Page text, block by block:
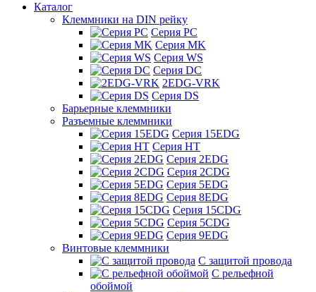
Каталог
Клеммники на DIN рейку
Серия PC
Серия MK
Серия WS
Серия DC
2EDG-VRK
Серия DS
Барьерные клеммники
Разъемные клеммники
Серия 15EDG
Серия HT
Серия 2EDG
Серия 2CDG
Серия 5EDG
Серия 8EDG
Серия 15CDG
Серия 5CDG
Серия 9EDG
Винтовые клеммники
С защитой провода
C рельефной
обоймой